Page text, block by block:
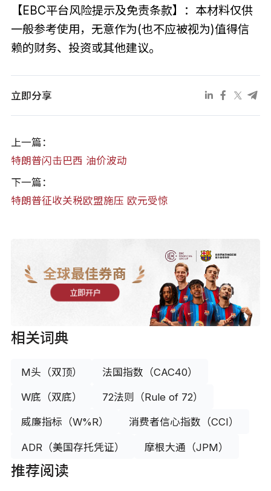
【EBC平台风险提示及免责条款】：本材料仅供
一般参考使用，无意作为(也不应被视为)值得信
赖的财务、投资或其他建议。
立即分享
上一篇：
特朗普闪击巴西 油价波动
下一篇：
特朗普征收关税欧盟施压 欧元受惊
全球最佳券商
立即开户
相关词典
M头（双顶） 法国指数（CAC40）
W底（双底） 72法则（Rule of 72）
威廉指标（W%R） 消费者信心指数（CCI）
ADR（美国存托凭证） 摩根大通（JPM）
推荐阅读